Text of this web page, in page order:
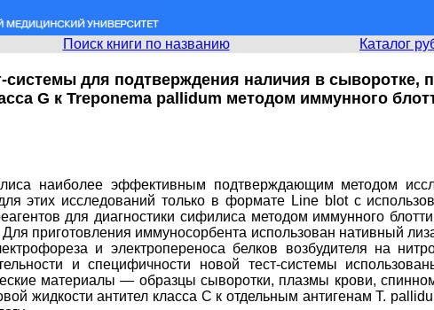
Поиск книги по названию Каталог
для подтверждения наличия в сыворотке,
G к Treponema pallidum методом иммунного
наиболее эффективным подтверждающим методом
этих исследований только в формате Line blot с
для диагностики сифилиса методом иммунного
приготовления иммуносорбента использован нативный
и электропереноса белков возбудителя на
и специфичности новой тест-системы
материалы — образцы сыворотки, плазмы крови,
жидкости антител класса С к отдельным антигенам Т.